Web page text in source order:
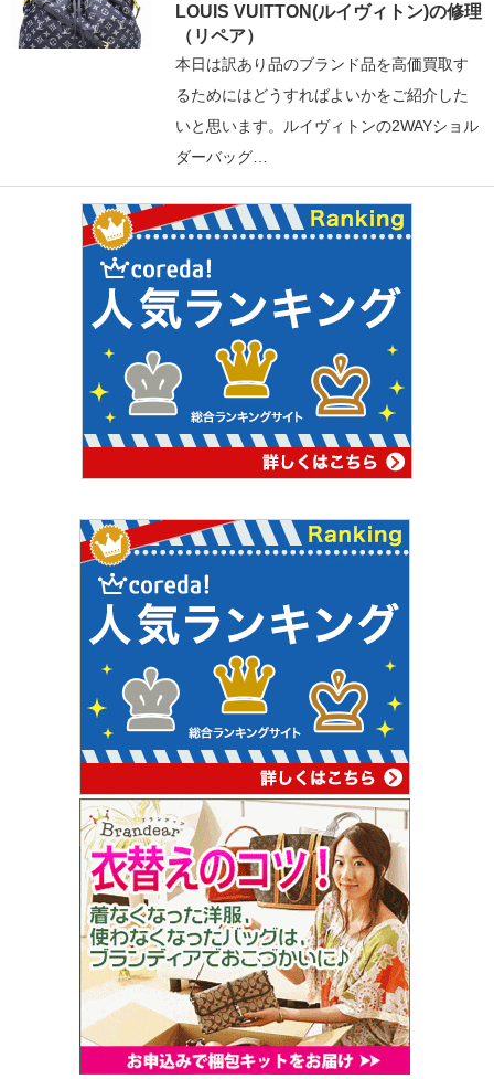
LOUIS VUITTON(ルイヴィトン)の修理
（リペア）
本日は訳あり品のブランド品を高価買取す
るためにはどうすればよいかをご紹介した
いと思います。ルイヴィトンの2WAYショル
ダーバッグ…